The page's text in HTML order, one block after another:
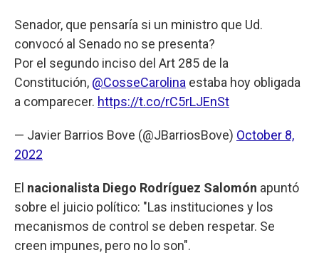
Senador, que pensaría si un ministro que Ud.
convocó al Senado no se presenta?
Por el segundo inciso del Art 285 de la
Constitución, @CosseCarolina estaba hoy obligada
a comparecer. https://t.co/rC5rLJEnSt
— Javier Barrios Bove (@JBarriosBove) October 8,
2022
El nacionalista Diego Rodríguez Salomón apuntó
sobre el juicio político: "Las instituciones y los
mecanismos de control se deben respetar. Se
creen impunes, pero no lo son".